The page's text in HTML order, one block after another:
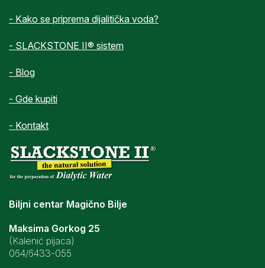
- Kako se priprema dijalitička voda?
- SLACKSTONE II® sistem
- Blog
- Gde kupiti
- Kontakt
Biljni centar Magično Bilje
Maksima Gorkog 25
(Kalenić pijaca)
064/6433-055